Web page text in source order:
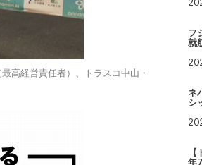
高経営責任者）、トラスコ中山・
フ
就
ネ
シ
年